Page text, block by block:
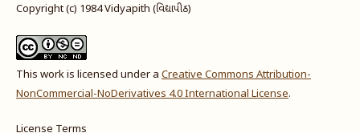
Copyright (c) 1984 Vidyapith (વિદ્યાપીઠ)
This work is licensed under a Creative Commons Attribution-
NonCommercial-NoDerivatives 4.0 International License.
License Terms